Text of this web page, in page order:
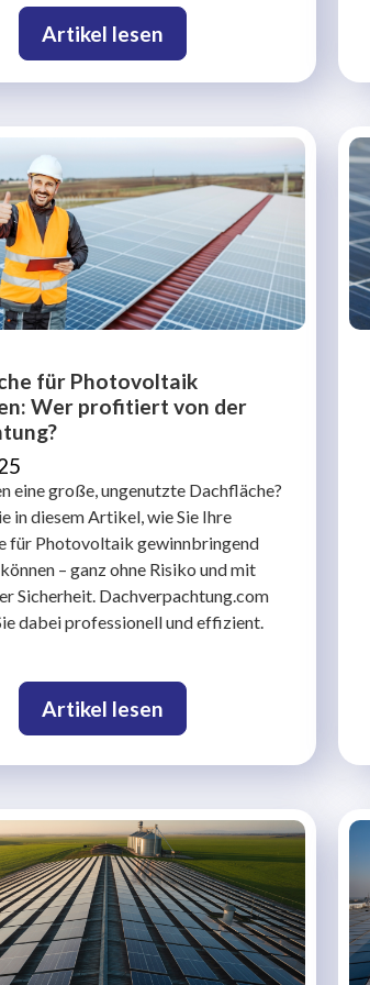
Artikel lesen
für Photovoltaik
Wer profitiert von der
eine große, ungenutzte Dachfläche?
in diesem Artikel, wie Sie Ihre
für Photovoltaik gewinnbringend
– ganz ohne Risiko und mit
Sicherheit. Dachverpachtung.com
dabei professionell und effizient.
Artikel lesen